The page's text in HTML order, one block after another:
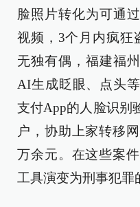
脸照片转化为可通
视频，3个月内疯狂
无独有偶，福建福
AI生成眨眼、点头
支付App的人脸识别
户，协助上家转移
万余元。在这些案
工具演变为刑事犯罪